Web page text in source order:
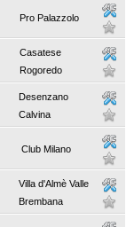
Pro Palazzolo
Casatese
Rogoredo
Desenzano
Calvina
Club Milano
Villa d'Almè Valle
Brembana